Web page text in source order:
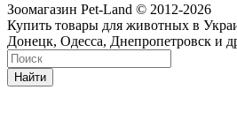
Зоомагазин Pet-Land © 2012-2026
Купить товары для животных в
Донецк, Одесса, Днепропетровск и
Найти